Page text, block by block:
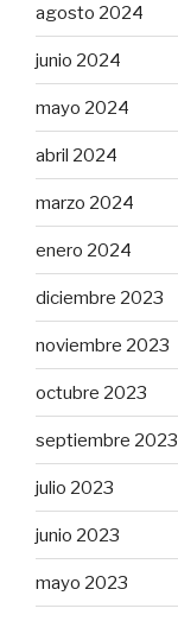
agosto 2024
junio 2024
mayo 2024
abril 2024
marzo 2024
enero 2024
diciembre 2023
noviembre 2023
octubre 2023
septiembre 2023
julio 2023
junio 2023
mayo 2023